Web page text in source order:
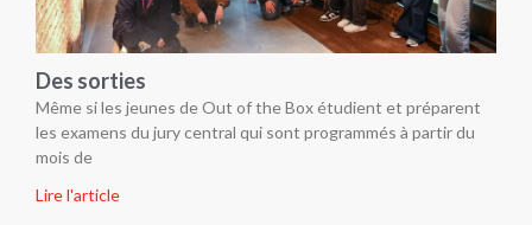
Des sorties
Même si les jeunes de Out of the Box étudient et préparent
les examens du jury central qui sont programmés à partir du
mois de
Lire l'article